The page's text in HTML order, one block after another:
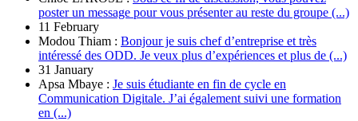
poster un message pour vous présenter au reste du groupe (...)
11 February
Modou Thiam : Bonjour je suis chef d’entreprise et très
intéressé des ODD. Je veux plus d’expériences et plus de (...)
31 January
Apsa Mbaye : Je suis étudiante en fin de cycle en
Communication Digitale. J’ai également suivi une formation
en (...)